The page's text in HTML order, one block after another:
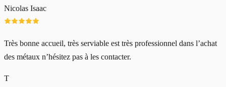
Nicolas Isaac
Très bonne accueil, très serviable est très professionnel dans l’achat
des métaux n’hésitez pas à les contacter.
T